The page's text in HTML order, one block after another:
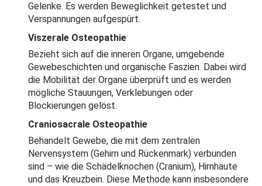
Gelenke. Es werden Beweglichkeit getestet und
Verspannungen aufgespürt.
Viszerale Osteopathie
Bezieht sich auf die inneren Organe, umgebende
Gewebeschichten und organische Faszien. Dabei wird
die Mobilität der Organe überprüft und es werden
mögliche Stauungen, Verklebungen oder
Blockierungen gelöst.
Craniosacrale Osteopathie
Behandelt Gewebe, die mit dem zentralen
Nervensystem (Gehirn und Rückenmark) verbunden
sind – wie die Schädelknochen (Cranium), Hirnhäute
und das Kreuzbein. Diese Methode kann insbesondere